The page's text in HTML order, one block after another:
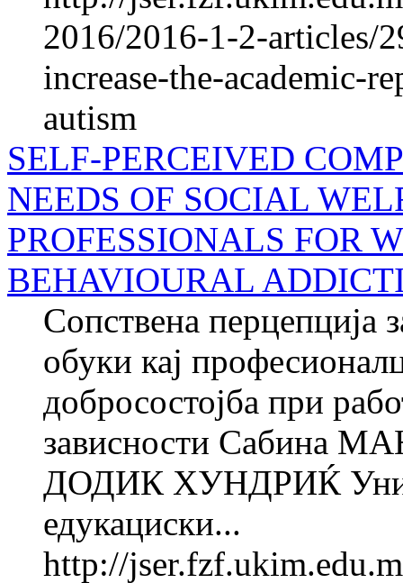
2016/2016-1-2-articles/
increase-the-academic-
autism
SELF-PERCEIVED
NEEDS OF SOCIAL
PROFESSIONALS FOR
BEHAVIOURAL
Сопствена перцепција
обуки кај
добросостојба при
зависности Сабина
ДОДИК ХУНДРИЌ
едукациски...
http://